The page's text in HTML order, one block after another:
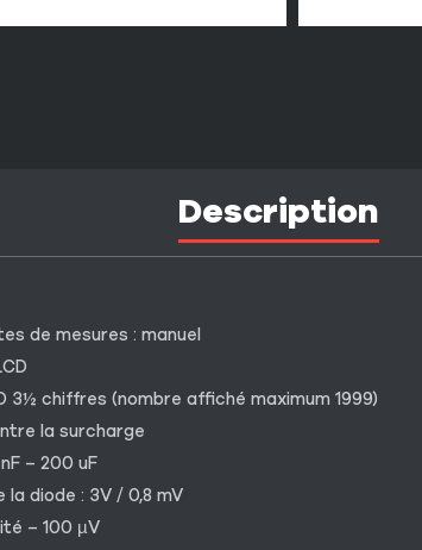
Description
de mesures : manuel
3½ chiffres (nombre affiché maximum 1999)
la surcharge
– 200 uF
diode : 3V / 0,8 mV
– 100 µV